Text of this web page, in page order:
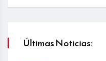
Últimas Noticias: